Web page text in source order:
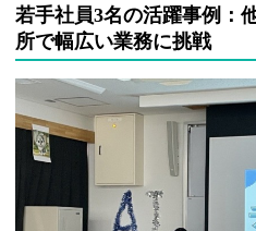
若手社員3名の活躍事例：
所で幅広い業務に挑戦